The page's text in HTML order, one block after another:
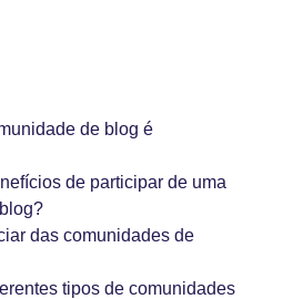
de blog é
de participar de uma
das comunidades de
tipos de comunidades